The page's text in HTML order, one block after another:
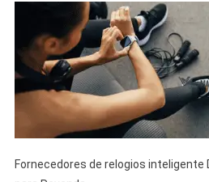
Fornecedores de relogios inteligente